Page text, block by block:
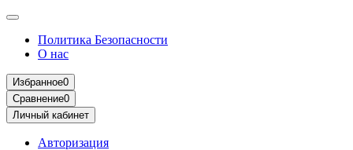
Политика Безопасности
О нас
Избранное0
Сравнение0
Личный кабинет
Авторизация